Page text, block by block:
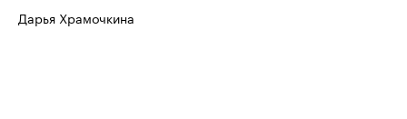
Дарья Храмочкина